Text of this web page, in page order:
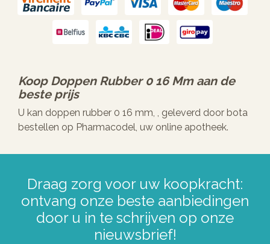
Koop Doppen Rubber 0 16 Mmaan de
beste prijs
U kan doppen rubber 0 16 mm, , geleverd door bota
bestellen op Pharmacodel, uw online apotheek.
Draag zorg voor uw koopkracht:
ontvang onze beste aanbiedingen
door u in te schrijven op onze
nieuwsbrief!